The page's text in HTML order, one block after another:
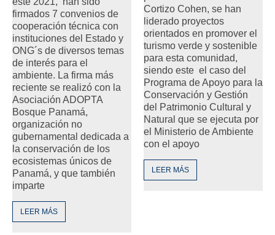
firmados 7 convenios de
cooperación técnica con
instituciones del Estado y
ONG´s de diversos temas
de interés para el
ambiente. La firma más
reciente se realizó con la
Asociación ADOPTA
Bosque Panamá,
organización no
gubernamental dedicada a
la conservación de los
ecosistemas únicos de
Panamá, y que también
imparte
LEER MÁS
Cortizo Cohen, se han
liderado proyectos
orientados en promover el
turismo verde y sostenible
para esta comunidad,
siendo este el caso del
Programa de Apoyo para la
Conservación y Gestión
del Patrimonio Cultural y
Natural que se ejecuta por
el Ministerio de Ambiente
con el apoyo
LEER MÁS